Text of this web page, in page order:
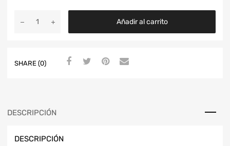
Añadir al carrito
SHARE (0)
DESCRIPCIÓN
DESCRIPCIÓN